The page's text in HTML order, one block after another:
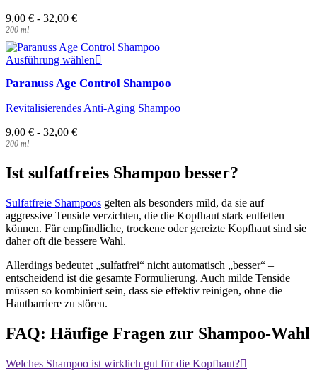
können
Produktseite
werden
9,00 € - 32,00 €
200 ml
Ausführung wählen
weist
Varianten
auf
Produktseite
gewählt
werden
Paranuss Age Control Shampoo
Revitalisierendes Anti-Aging Shampoo
9,00 € - 32,00 €
200 ml
Ist sulfatfreies Shampoo besser?
Sulfatfreie Shampoos gelten als besonders mild, da sie auf
aggressive Tenside verzichten, die die Kopfhaut stark entfetten
können. Für empfindliche, trockene oder gereizte Kopfhaut sind sie
daher oft die bessere Wahl.
Allerdings bedeutet „sulfatfrei“ nicht automatisch „besser“ –
entscheidend ist die gesamte Formulierung. Auch milde Tenside
müssen so kombiniert sein, dass sie effektiv reinigen, ohne die
Hautbarriere zu stören.
FAQ: Häufige Fragen zur Shampoo-Wahl
Welches Shampoo ist wirklich gut für die Kopfhaut?